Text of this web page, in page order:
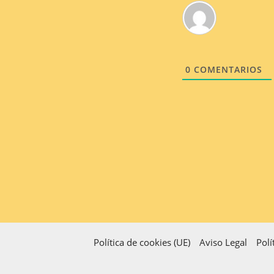
0 COMENTARIOS
Política de cookies (UE) Aviso Legal